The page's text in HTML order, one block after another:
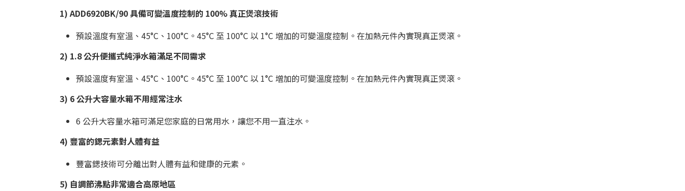
1) ADD6920BK/90 具備可變溫度控制的 100% 真正煲滾技術
預設溫度有室溫、45°C、100°C。45°C 至 100°C 以 1°C 增加的可變溫度控制。在加熱元件內實現真正煲滾。
2) 1.8 公升便攜式純淨水箱滿足不同需求
預設溫度有室溫、45°C、100°C。45°C 至 100°C 以 1°C 增加的可變溫度控制。在加熱元件內實現真正煲滾。
3) 6 公升大容量水箱不用經常注水
6 公升大容量水箱可滿足您家庭的日常用水，讓您不用一直注水。
4) 豐富的鍶元素對人體有益
豐富鍶技術可分離出對人體有益和健康的元素。
5) 自調節沸點非常適合高原地區